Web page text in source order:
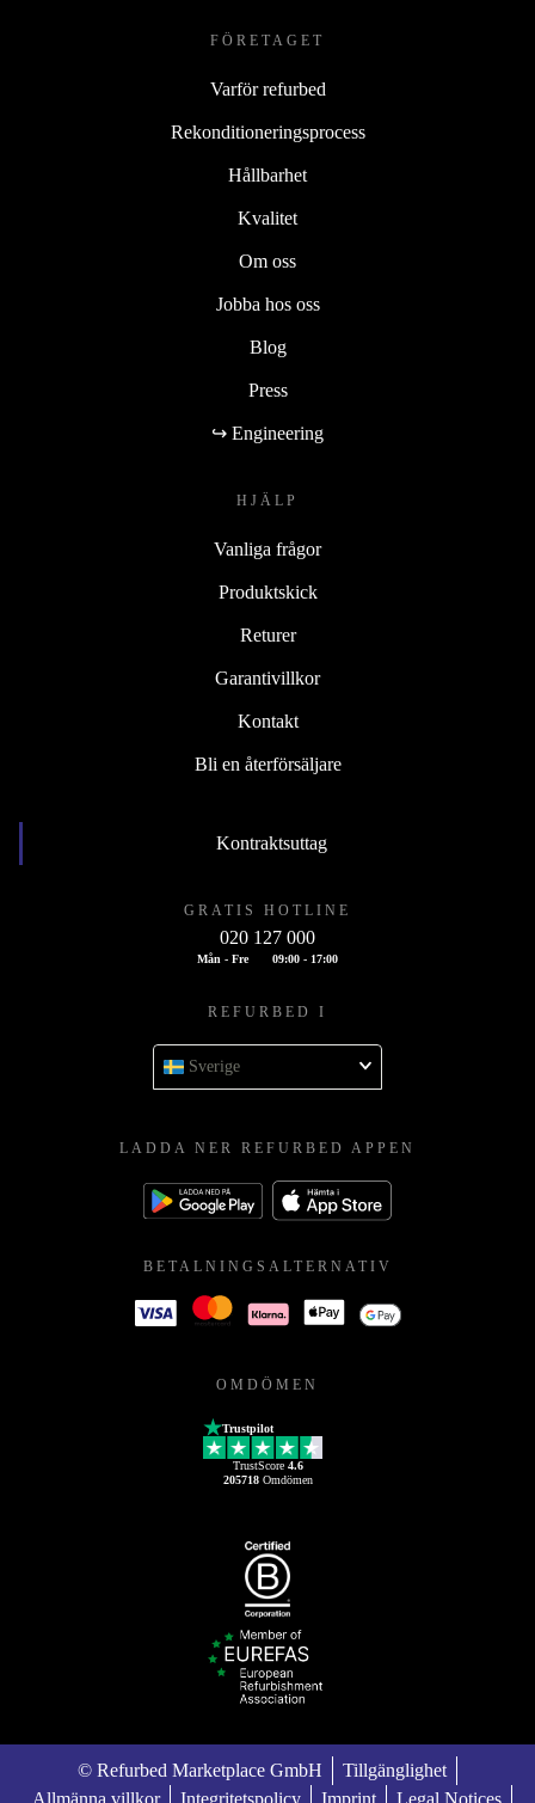
FÖRETAGET
Varför refurbed
Rekonditioneringsprocess
Hållbarhet
Kvalitet
Om oss
Jobba hos oss
Blog
Press
↪ Engineering
HJÄLP
Vanliga frågor
Produktskick
Returer
Garantivillkor
Kontakt
Bli en återförsäljare
Kontraktsuttag
GRATIS HOTLINE
020 127 000
Mån - Fre 09:00 - 17:00
REFURBED I
Sverige
LADDA NER REFURBED APPEN
BETALNINGSALTERNATIV
OMDÖMEN
Trustpilot
TrustScore 4.6
205718Omdömen
© Refurbed Marketplace GmbH
Tillgänglighet
Allmänna villkor
Integritetspolicy Imprint Legal Notices